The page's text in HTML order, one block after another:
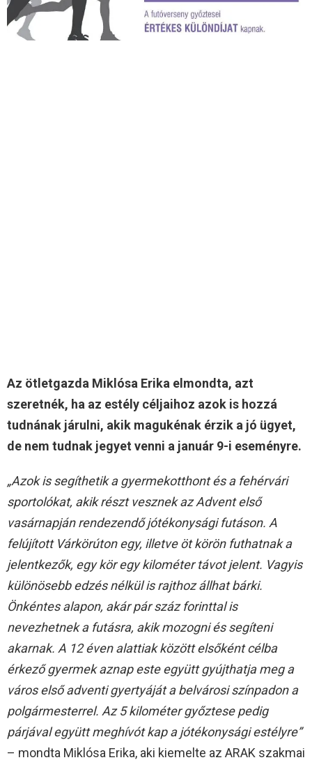
Az ötletgazda Miklósa Erika elmondta, azt
szeretnék, ha az estély céljaihoz azok is hozzá
tudnának járulni, akik magukénak érzik a jó ügyet,
de nem tudnak jegyet venni a január 9-i eseményre.
„Azok is segíthetik a gyermekotthont és a fehérvári
sportolókat, akik részt vesznek az Advent első
vasárnapján rendezendő jótékonysági futáson. A
felújított Várkörúton egy, illetve öt körön futhatnak a
jelentkezők, egy kör egy kilométer távot jelent. Vagyis
különösebb edzés nélkül is rajthoz állhat bárki.
Önkéntes alapon, akár pár száz forinttal is
nevezhetnek a futásra, akik mozogni és segíteni
akarnak. A 12 éven alattiak között elsőként célba
érkező gyermek aznap este együtt gyújthatja meg a
város első adventi gyertyáját a belvárosi színpadon a
polgármesterrel. Az 5 kilométer győztese pedig
párjával együtt meghívót kap a jótékonysági estélyre”
– mondta Miklósa Erika, aki kiemelte az ARAK szakmai